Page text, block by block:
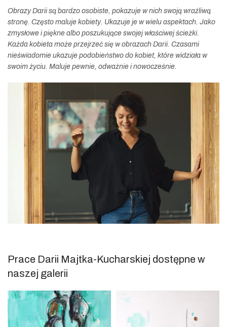
Obrazy Darii są bardzo osobiste, pokazuje w nich swoją wrażliwą
stronę. Często maluje kobiety. Ukazuje je w wielu aspektach. Jako
zmysłowe i piękne albo poszukujące swojej właściwej ścieżki.
Każda kobieta może przejrzeć się w obrazach Darii. Czasami
nieświadomie ukazuje podobieństwo do kobiet, które widziała w
swoim życiu. Maluje pewnie, odważnie i nowocześnie.
Prace Darii Majtka-Kucharskiej dostępne w
naszej galerii